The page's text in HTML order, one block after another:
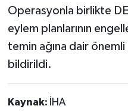
Operasyonla birlikte
eylem planlarının
temin ağına dair önemli
bildirildi.
Kaynak: İHA